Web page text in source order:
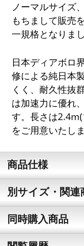
ノーマルサイズ
もちまして販売
一規格となりまし
日本ディアボロ
修による純日本
くく、耐久性抜
は加速力に優れ
す。長さは
をご用意いたしま
商品仕様
別サイズ・関連
同時購入商品